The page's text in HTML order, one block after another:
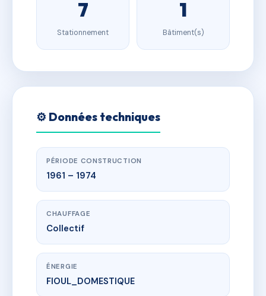
7
Stationnement
1
Bâtiment(s)
⚙️ Données techniques
PÉRIODE CONSTRUCTION
1961 – 1974
CHAUFFAGE
Collectif
ÉNERGIE
FIOUL_DOMESTIQUE